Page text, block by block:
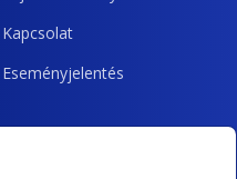
Kapcsolat
Eseményjelentés